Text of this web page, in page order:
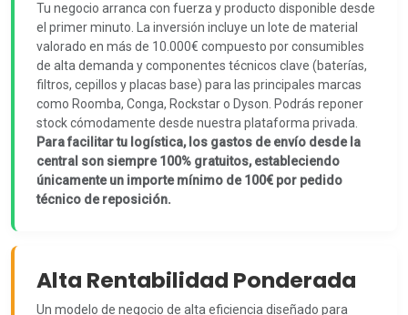
Tu negocio arranca con fuerza y producto disponible desde
el primer minuto. La inversión incluye un lote de material
valorado en más de 10.000€ compuesto por consumibles
de alta demanda y componentes técnicos clave (baterías,
filtros, cepillos y placas base) para las principales marcas
como Roomba, Conga, Rockstar o Dyson. Podrás reponer
stock cómodamente desde nuestra plataforma privada.
Para facilitar tu logística, los gastos de envío desde la
central son siempre 100% gratuitos, estableciendo
únicamente un importe mínimo de 100€ por pedido
técnico de reposición.
Alta Rentabilidad Ponderada
Un modelo de negocio de alta eficiencia diseñado para